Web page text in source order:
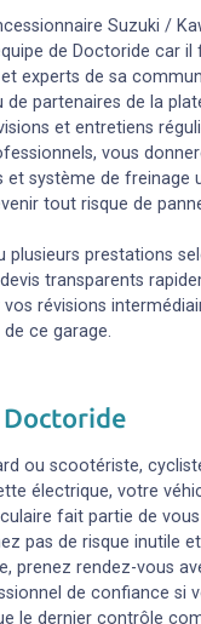
Suzuki /
de Doctoride car il
experts de sa
de partenaires de la
et entretiens
vous
et système de freinage
tout risque de
plusieurs prestations
transparents
révisions
ce garage.
ou scootériste,
électrique, votre
fait partie de
pas de risque inutile
prenez rendez-vous
de confiance si
le dernier contrôle